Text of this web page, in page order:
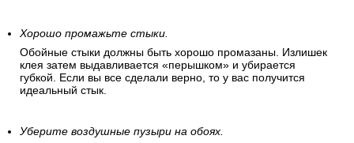
Хорошо промажьте стыки.
Обойные стыки должны быть хорошо промазаны. Излишек
клея затем выдавливается «перышком» и убирается
губкой. Если вы все сделали верно, то у вас получится
идеальный стык.
Уберите воздушные пузыри на обоях.